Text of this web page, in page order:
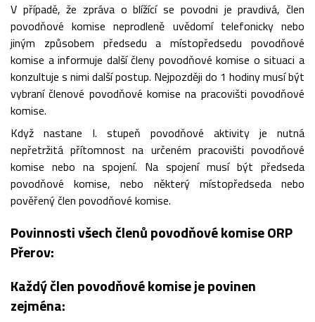
V případě, že zpráva o blížící se povodni je pravdivá, člen
povodňové komise neprodleně uvědomí telefonicky nebo
jiným způsobem předsedu a místopředsedu povodňové
komise a informuje další členy povodňové komise o situaci a
konzultuje s nimi další postup. Nejpozději do 1 hodiny musí být
vybraní členové povodňové komise na pracovišti povodňové
komise.
Když nastane I. stupeň povodňové aktivity je nutná
nepřetržitá přítomnost na určeném pracovišti povodňové
komise nebo na spojení. Na spojení musí být předseda
povodňové komise, nebo některý místopředseda nebo
pověřený člen povodňové komise.
Povinnosti všech členů povodňové komise ORP
Přerov:
Každý člen povodňové komise je povinen
zejména: